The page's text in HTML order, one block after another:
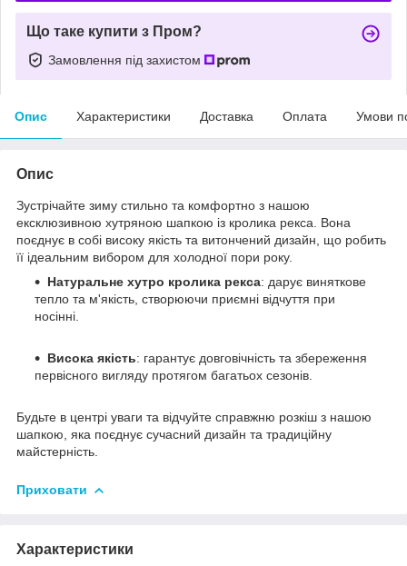
Що таке купити з Пром?
Замовлення під захистом
Опис Характеристики Доставка Оплата Умови
Опис
Зустрічайте зиму стильно та комфортно з нашою
ексклюзивною хутряною шапкою із кролика рекса. Вона
поєднує в собі високу якість та витончений дизайн, що робить
її ідеальним вибором для холодної пори року.
Натуральне хутро кролика рекса: дарує виняткове
тепло та м'якість, створюючи приємні відчуття при
носінні.
Висока якість: гарантує довговічність та збереження
первісного вигляду протягом багатьох сезонів.
Будьте в центрі уваги та відчуйте справжню розкіш з нашою
шапкою, яка поєднує сучасний дизайн та традиційну
майстерність.
Приховати
Характеристики